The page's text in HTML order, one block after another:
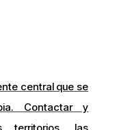
central que se
Contactar y